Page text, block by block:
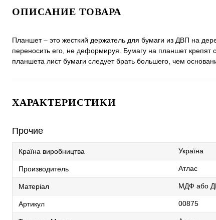
ОПИСАНИЕ ТОВАРА
Планшет – это жесткий держатель для бумаги из ДВП на
переносить его, не деформируя. Бумагу на планшет
планшета лист бумаги следует брать большего, чем
ХАРАКТЕРИСТИКИ
Прочие
Країна виробництва Україна
Производитель Атлас
Матеріал МДФ або
Артикул 00875